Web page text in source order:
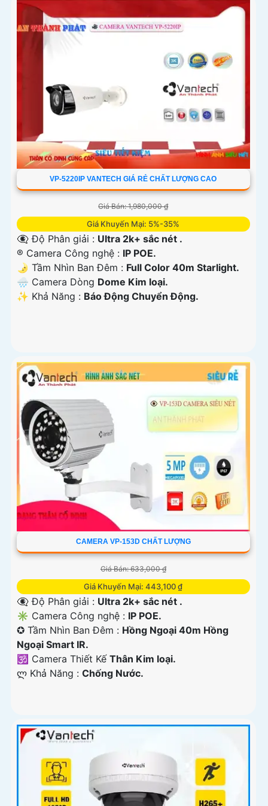
VP-5220IP VANTECH GIÁ RẺ CHẤT LƯỢNG CAO
Giá Bán: 1,980,000 ₫
Giá Khuyến Mại: 5%-35%
👁️‍🗨 Độ Phân giải : Ultra 2k+ sắc nét .
®️ Camera Công nghệ : IP POE.
🌛 Tầm Nhìn Ban Đêm : Full Color 40m Starlight.
🌧️ Camera Dòng Dome Kim loại.
️✨ Khả Năng : Báo Động Chuyển Động.
CAMERA VP-153D CHẤT LƯỢNG
Giá Bán: 633,000 ₫
Giá Khuyến Mại: 443,100 ₫
👁️‍🗨 Độ Phân giải : Ultra 2k+ sắc nét .
✳️ Camera Công nghệ : IP POE.
✪ Tầm Nhìn Ban Đêm : Hồng Ngoại 40m Hồng
Ngoại Smart IR.
🕉️ Camera Thiết Kế Thân Kim loại.
️ლ Khả Năng : Chống Nước.